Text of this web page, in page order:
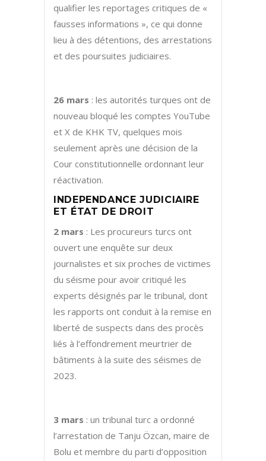
qualifier les reportages critiques de «
fausses informations », ce qui donne
lieu à des détentions, des arrestations
et des poursuites judiciaires.
26 mars : les autorités turques ont de
nouveau bloqué les comptes YouTube
et X de KHK TV, quelques mois
seulement après une décision de la
Cour constitutionnelle ordonnant leur
réactivation.
INDEPENDANCE JUDICIAIRE
ET ÉTAT DE DROIT
2 mars : Les procureurs turcs ont
ouvert une enquête sur deux
journalistes et six proches de victimes
du séisme pour avoir critiqué les
experts désignés par le tribunal, dont
les rapports ont conduit à la remise en
liberté de suspects dans des procès
liés à l’effondrement meurtrier de
bâtiments à la suite des séismes de
2023.
3 mars : un tribunal turc a ordonné
l’arrestation de Tanju Özcan, maire de
Bolu et membre du parti d’opposition